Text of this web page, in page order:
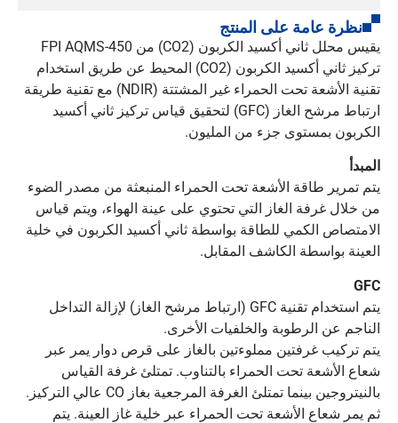
نظرة عامة على المنتج
يقيس محلل ثاني أكسيد الكربون (CO2) من FPI AQMS-450
تركيز ثاني أكسيد الكربون (CO2) المحيط عن طريق استخدام
تقنية الأشعة تحت الحمراء غير المشتتة (NDIR) مع تقنية طريقة
ارتباط مرشح الغاز (GFC) لتحقيق قياس تركيز ثاني أكسيد
الكربون بمستوى جزء من المليون.
المبدأ
يتم تمرير طاقة الأشعة تحت الحمراء المنبعثة من مصدر الضوء
من خلال غرفة الغاز التي تحتوي على عينة الهواء، ويتم قياس
الامتصاص الكمي للطاقة بواسطة ثاني أكسيد الكربون في خلية
العينة بواسطة الكاشف المقابل.
GFC
يتم استخدام تقنية GFC (ارتباط مرشح الغاز) لإزالة التداخل
الناجم عن الرطوبة والخلفيات الأخرى.
يتم تركيب غرفتين مملوءتين بالغاز على قرص دوار يمر عبر
شعاع الأشعة تحت الحمراء بالتناوب. تمتلئ غرفة القياس
بالنيتروجين بينما تمتلئ الغرفة المرجعية بغاز CO عالي التركيز.
ثم يمر شعاع الأشعة تحت الحمراء عبر خلية غاز العينة. يتم